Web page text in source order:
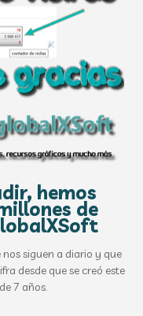
hemos
de
siguen a diario y que
desde que se creó este
7 años.